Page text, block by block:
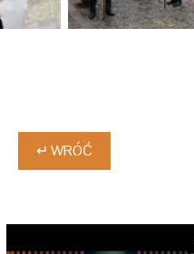
↵ WRÓĆ